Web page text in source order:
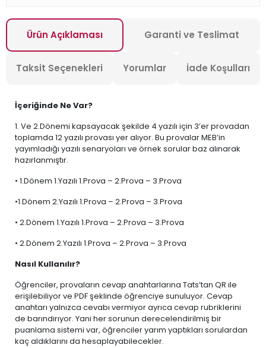
Ürün Açıklaması Garanti ve Teslimat
Taksit Seçenekleri Yorumlar İade Koşulları
İçeriğinde Ne Var?
1. Ve 2.Dönemi kapsayacak şekilde 4 yazılı için 3’er provadan
toplamda 12 yazılı provası yer alıyor. Bu provalar MEB’in
yayımladığı yazılı senaryoları ve örnek sorular baz alınarak
hazırlanmıştır.
• 1.Dönem 1.Yazılı 1.Prova – 2.Prova – 3.Prova
•1.Dönem 2.Yazılı 1.Prova – 2.Prova – 3.Prova
• 2.Dönem 1.Yazılı 1.Prova – 2.Prova – 3.Prova
• 2.Dönem 2.Yazılı 1.Prova – 2.Prova – 3.Prova
Nasıl Kullanılır?
Öğrenciler, provaların cevap anahtarlarına Tats’tan QR ile
erişilebiliyor ve PDF şeklinde öğrenciye sunuluyor. Cevap
anahtarı yalnızca cevabı vermiyor ayrıca cevap rubriklerini
de barındırıyor. Yani her sorunun derecelendirilmiş bir
puanlama sistemi var, öğrenciler yarım yaptıkları sorulardan
kaç aldıklarını da hesaplayabilecekler.